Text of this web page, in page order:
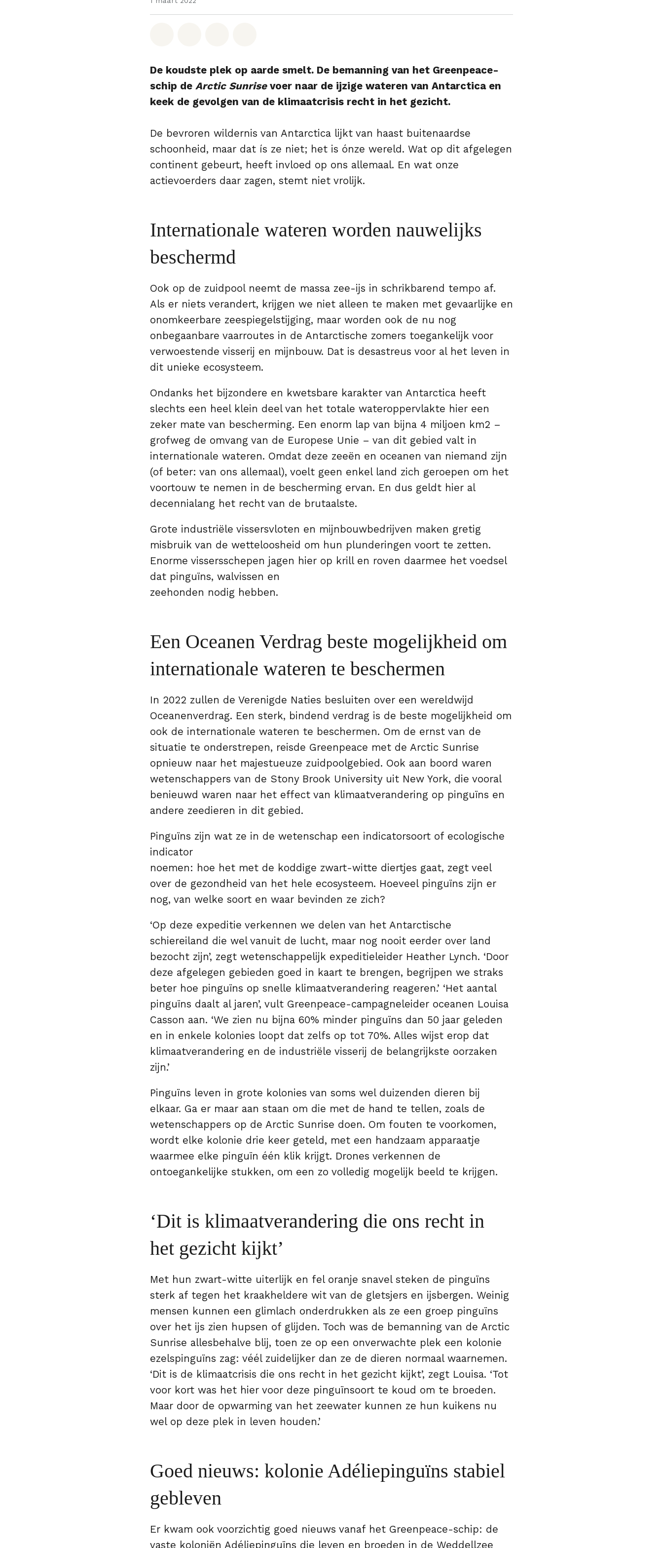
De koudste plek op aarde smelt. De bemanning van het Greenpeace-
schip de Arctic Sunrisevoer naar de ijzige wateren van Antarctica en
keek de gevolgen van de klimaatcrisis recht in het gezicht.
De bevroren wildernis van Antarctica lijkt van haast buitenaardse
schoonheid, maar dat ís ze niet; het is ónze wereld. Wat op dit afgelegen
continent gebeurt, heeft invloed op ons allemaal. En wat onze
actievoerders daar zagen, stemt niet vrolijk.
Internationale wateren worden nauwelijks
beschermd
Ook op de zuidpool neemt de massa zee-ijs in schrikbarend tempo af.
Als er niets verandert, krijgen we niet alleen te maken met gevaarlijke en
onomkeerbare zeespiegelstijging, maar worden ook de nu nog
onbegaanbare vaarroutes in de Antarctische zomers toegankelijk voor
verwoestende visserij en mijnbouw. Dat is desastreus voor al het leven in
dit unieke ecosysteem.
Ondanks het bijzondere en kwetsbare karakter van Antarctica heeft
slechts een heel klein deel van het totale wateroppervlakte hier een
zeker mate van bescherming. Een enorm lap van bijna 4 miljoen km2 –
grofweg de omvang van de Europese Unie – van dit gebied valt in
internationale wateren. Omdat deze zeeën en oceanen van niemand zijn
(of beter: van ons allemaal), voelt geen enkel land zich geroepen om het
voortouw te nemen in de bescherming ervan. En dus geldt hier al
decennialang het recht van de brutaalste.
Grote industriële vissersvloten en mijnbouwbedrijven maken gretig
misbruik van de wetteloosheid om hun plunderingen voort te zetten.
Enorme vissersschepen jagen hier op krill en roven daarmee het voedsel
dat pinguïns, walvissen en
zeehonden nodig hebben.
Een Oceanen Verdrag beste mogelijkheid om
internationale wateren te beschermen
In 2022 zullen de Verenigde Naties besluiten over een wereldwijd
Oceanenverdrag. Een sterk, bindend verdrag is de beste mogelijkheid om
ook de internationale wateren te beschermen. Om de ernst van de
situatie te onderstrepen, reisde Greenpeace met de Arctic Sunrise
opnieuw naar het majestueuze zuidpoolgebied. Ook aan boord waren
wetenschappers van de Stony Brook University uit New York, die vooral
benieuwd waren naar het effect van klimaatverandering op pinguïns en
andere zeedieren in dit gebied.
Pinguïns zijn wat ze in de wetenschap een indicatorsoort of ecologische
indicator
noemen: hoe het met de koddige zwart-witte diertjes gaat, zegt veel
over de gezondheid van het hele ecosysteem. Hoeveel pinguïns zijn er
nog, van welke soort en waar bevinden ze zich?
‘Op deze expeditie verkennen we delen van het Antarctische
schiereiland die wel vanuit de lucht, maar nog nooit eerder over land
bezocht zijn’, zegt wetenschappelijk expeditieleider Heather Lynch. ‘Door
deze afgelegen gebieden goed in kaart te brengen, begrijpen we straks
beter hoe pinguïns op snelle klimaatverandering reageren.’ ‘Het aantal
pinguïns daalt al jaren’, vult Greenpeace-campagneleider oceanen Louisa
Casson aan. ‘We zien nu bijna 60% minder pinguïns dan 50 jaar geleden
en in enkele kolonies loopt dat zelfs op tot 70%. Alles wijst erop dat
klimaatverandering en de industriële visserij de belangrijkste oorzaken
zijn.’
Pinguïns leven in grote kolonies van soms wel duizenden dieren bij
elkaar. Ga er maar aan staan om die met de hand te tellen, zoals de
wetenschappers op de Arctic Sunrise doen. Om fouten te voorkomen,
wordt elke kolonie drie keer geteld, met een handzaam apparaatje
waarmee elke pinguïn één klik krijgt. Drones verkennen de
ontoegankelijke stukken, om een zo volledig mogelijk beeld te krijgen.
‘Dit is klimaatverandering die ons recht in
het gezicht kijkt’
Met hun zwart-witte uiterlijk en fel oranje snavel steken de pinguïns
sterk af tegen het kraakheldere wit van de gletsjers en ijsbergen. Weinig
mensen kunnen een glimlach onderdrukken als ze een groep pinguïns
over het ijs zien hupsen of glijden. Toch was de bemanning van de Arctic
Sunrise allesbehalve blij, toen ze op een onverwachte plek een kolonie
ezelspinguïns zag: véél zuidelijker dan ze de dieren normaal waarnemen.
‘Dit is de klimaatcrisis die ons recht in het gezicht kijkt’, zegt Louisa. ‘Tot
voor kort was het hier voor deze pinguïnsoort te koud om te broeden.
Maar door de opwarming van het zeewater kunnen ze hun kuikens nu
wel op deze plek in leven houden.’
Goed nieuws: kolonie Adéliepinguïns stabiel
gebleven
Er kwam ook voorzichtig goed nieuws vanaf het Greenpeace-schip: de
vaste koloniën Adéliepinguïns die leven en broeden in de Weddellzee